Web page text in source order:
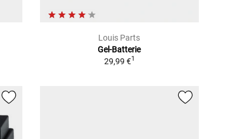
Louis Parts
Gel-Batterie
29,99 €1